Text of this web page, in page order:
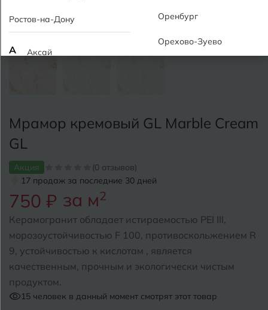
Мрамор кремовый GL Marble Cream
GL
Акция
(0 отзывов)
17 продаж за последние 30 дней
750 ₽ за м2
Керамогранит обладает истираемостью PEI III,
морозоустойчивостью F 100, противоскольжением R
9, устойчивостью к кислотам , является
качественным, прочным и экологически чистым
продуктом.
15 человек в данный момент смотрят этот товар
Ростов-на-Дону
А Аксай
Анапа
Барнаул
Белгород
Белореченск
Боровичи
Брянск
Оренбург
Орехово-Зуево
Псков
Ростов-на-Дону
Рыбинск
Рязань